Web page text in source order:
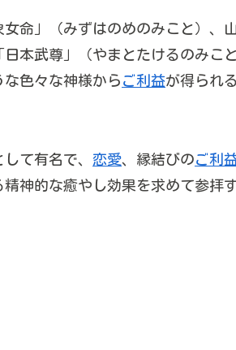
命」（みずはのめのみこと）、
本武尊」（やまとたけるのみこ
色々な神様から ご利益が得られ
て有名で、 恋愛、縁結びのご利
神的な癒やし効果を求めて参拝